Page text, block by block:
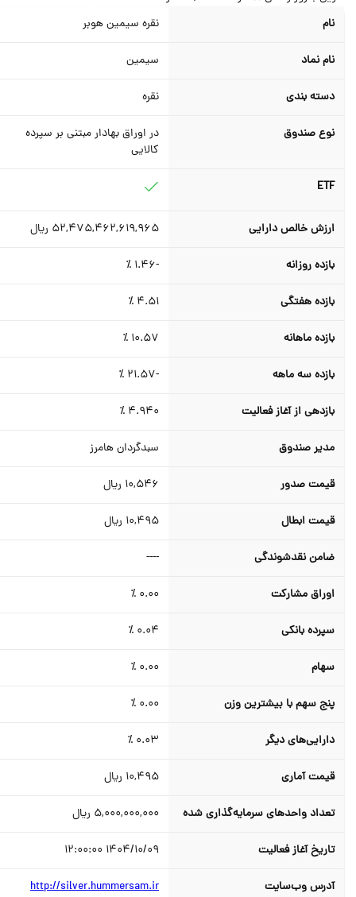
نقره سیمین هوبر
نام نماد سیمین
دسته بندی
نوع صندوق
در اوراق بهادار مبتنی بر سپرده
کالایی
ارزش خالص دارایی 52,475,462,619,965ریال
بازده روزانه ٪
بازده هفتگی 4.51 ٪
بازده ماهانه 10.57٪
بازده سه ماهه ٪
بازدهی از آغاز فعالیت 4.940٪
مدیر صندوق سبدگردان هامرز
قیمت صدور 10,546 ریال
قیمت ابطال 10,495 ریال
ضامن نقدشوندگي
اوراق مشارکت
سپرده بانکی 0.04 ٪
سهام
پنج سهم با بیشترین وزن
دارایی‌های دیگر 0.03 ٪
قیمت آماری 10,495 ریال
تعداد واحدهای سرمایه‌گذاری شده 5,000,000,000 ریال
تاریخ آغاز فعالیت 1404/10/09 12:00:00
آدرس وب‌سایت http://silver.hummersam.ir